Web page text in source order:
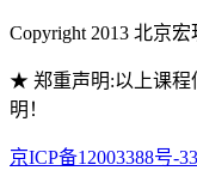
Copyright 2013 北京
★ 郑重声明:以上课程
明！
京ICP备12003388号-33